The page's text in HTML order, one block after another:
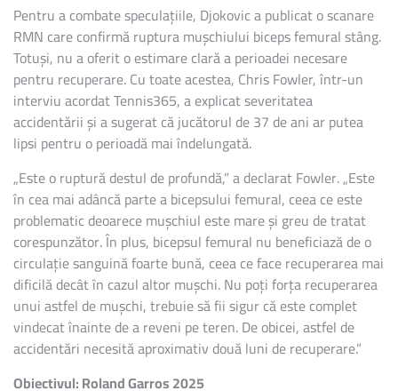
Pentru a combate speculațiile, Djokovic a publicat o scanare
RMN care confirmă ruptura mușchiului biceps femural stâng.
Totuși, nu a oferit o estimare clară a perioadei necesare
pentru recuperare. Cu toate acestea, Chris Fowler, într-un
interviu acordat Tennis365, a explicat severitatea
accidentării și a sugerat că jucătorul de 37 de ani ar putea
lipsi pentru o perioadă mai îndelungată.
„Este o ruptură destul de profundă,” a declarat Fowler. „Este
în cea mai adâncă parte a bicepsului femural, ceea ce este
problematic deoarece mușchiul este mare și greu de tratat
corespunzător. În plus, bicepsul femural nu beneficiază de o
circulație sanguină foarte bună, ceea ce face recuperarea mai
dificilă decât în cazul altor mușchi. Nu poți forța recuperarea
unui astfel de mușchi, trebuie să fii sigur că este complet
vindecat înainte de a reveni pe teren. De obicei, astfel de
accidentări necesită aproximativ două luni de recuperare.”
Obiectivul: Roland Garros 2025